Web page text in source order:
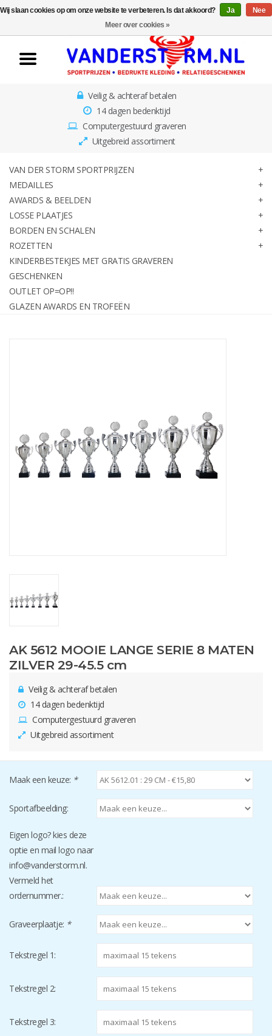
Home
Van der Storm
Sportprijzen
Awards & Beelden
Losse Plaatjes
Borden en schalen
Rozetten
Kinderbestekjes met gratis
Veilig & achteraf betalen
14 dagen bedenktijd
Computergestuurd graveren
Uitgebreid assortiment
VAN DER STORM SPORTPRIJZEN
MEDAILLES
AWARDS & BEELDEN
LOSSE PLAATJES
BORDEN EN SCHALEN
ROZETTEN
KINDERBESTEKJES MET GRATIS GRAVEREN
GESCHENKEN
OUTLET OP=OP!!
GLAZEN AWARDS EN TROFEËN
AK 5612 MOOIE LANGE SERIE 8 MATEN
ZILVER 29-45.5 cm
Veilig & achteraf betalen
14 dagen bedenktijd
Computergestuurd graveren
Uitgebreid assortiment
Maak een keuze: *
Sportafbeelding:
Eigen logo? kies deze
optie en mail logo naar
info@vanderstorm.nl.
Vermeld het
ordernummer.:
Graveerplaatje: *
Tekstregel 1:
Tekstregel 2:
Tekstregel 3:
Wij slaan cookies op om onze website te verbeteren. Is dat akkoord? Ja
Nee
Meer over cookies »